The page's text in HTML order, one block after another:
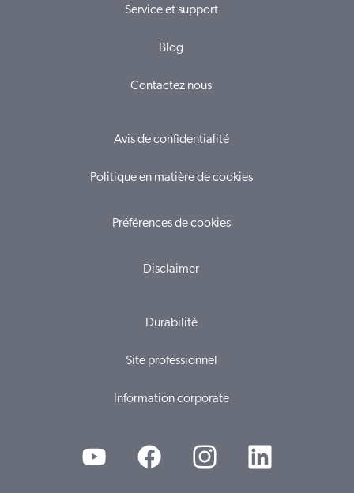
Service et support
Blog
Contactez nous
Avis de confidentialité
Politique en matière de cookies
Préférences de cookies
Disclaimer
Durabilité
Site professionnel
Information corporate